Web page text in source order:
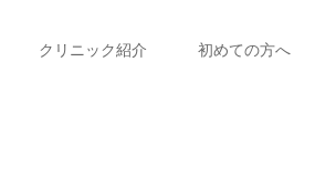
クリニック紹介 初めての方へ